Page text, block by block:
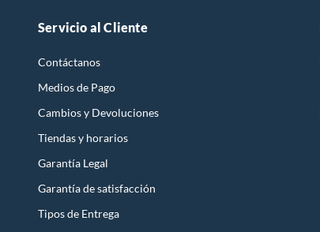
Servicio al Cliente
Contáctanos
Medios de Pago
Cambios y Devoluciones
Tiendas y horarios
Garantía Legal
Garantía de satisfacción
Tipos de Entrega